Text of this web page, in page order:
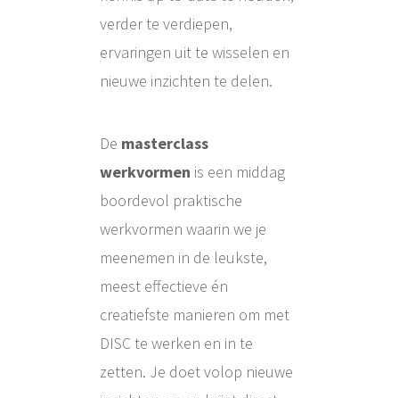
verder te verdiepen,
ervaringen uit te wisselen en
nieuwe inzichten te delen.
De masterclass
werkvormen is een middag
boordevol praktische
werkvormen waarin we je
meenemen in de leukste,
meest effectieve én
creatiefste manieren om met
DISC te werken en in te
zetten. Je doet volop nieuwe